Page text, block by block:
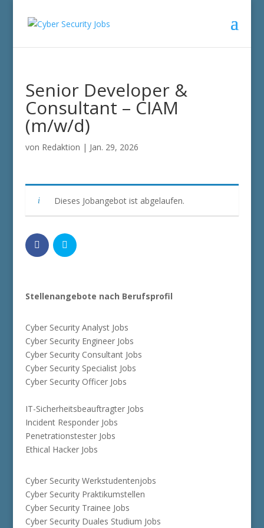
Senior Developer &
Consultant – CIAM
(m/w/d)
von Redaktion | Jan. 29, 2026
Dieses Jobangebot ist abgelaufen.
Stellenangebote nach Berufsprofil
Cyber Security Analyst Jobs
Cyber Security Engineer Jobs
Cyber Security Consultant Jobs
Cyber Security Specialist Jobs
Cyber Security Officer Jobs
IT-Sicherheitsbeauftragter Jobs
Incident Responder Jobs
Penetrationstester Jobs
Ethical Hacker Jobs
Cyber Security Werkstudentenjobs
Cyber Security Praktikumstellen
Cyber Security Trainee Jobs
Cyber Security Duales Studium Jobs